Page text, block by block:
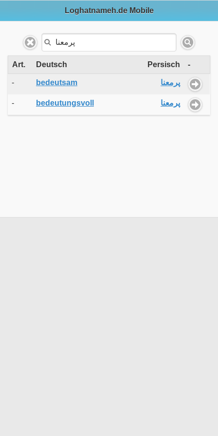
Loghatnameh.de Mobile
Art. Deutsch Persisch -
- bedeutsam پرمعنا
- bedeutungsvoll پرمعنا